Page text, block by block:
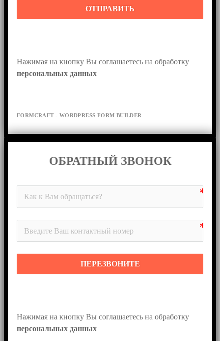
ОТПРАВИТЬ
персональных данных
FORMCRAFT - WORDPRESS FORM BUILDER
ОБРАТНЫЙ ЗВОНОК
ПЕРЕЗВОНИТЕ
персональных данных